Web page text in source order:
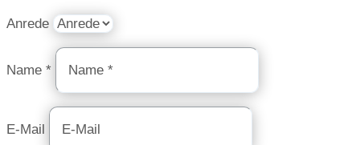
Anrede
Name *
E-Mail